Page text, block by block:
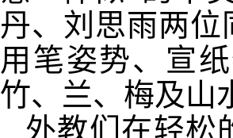
丹、刘思雨两
用笔姿势、宣
竹、兰、梅及山
外教们在轻松